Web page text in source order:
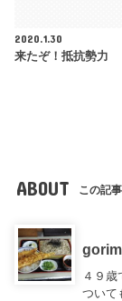
2020.1.30
来たぞ！抵抗勢力
ABOUT この記
４９
ついて